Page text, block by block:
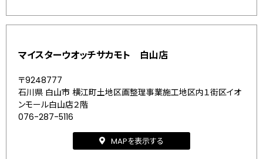
マイスターウオッチサカモト 白山店
〒9248777
石川県 白山市 横江町土地区画整理事業施工地区内１街区イオ
ンモール白山店２階
076-287-5116
MAPを表示する